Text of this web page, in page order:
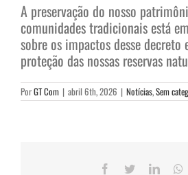
A preservação do nosso
comunidades tradicionais está
sobre os impactos desse
proteção das nossas reservas
PorGT Com | abril 6th, 2026 | Notícias,Sem
Facebook
Twitter